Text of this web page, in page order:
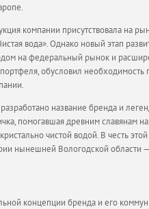
компании присутствовала на
вода». Однако новый этап
на федеральный рынок и
обусловил необходимость
название бренда и
помогавшая древним славянам
чистой водой. В честь
нынешней Вологодской области
концепции бренда и его